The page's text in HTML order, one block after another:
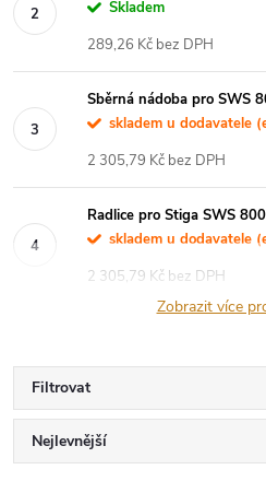
Skladem
289,26 Kč bez DPH
Sběrná nádoba pro SWS
skladem u dodavatele
2 305,79 Kč bez DPH
Radlice pro Stiga SWS
skladem u dodavatele
2 305,79 Kč bez DPH
Zobrazit více
Filtrovat
Ř
Nejlevnější